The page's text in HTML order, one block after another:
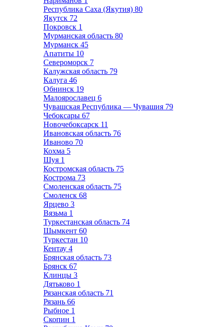
Республика Саха (Якутия) 80
Якутск 72
Покровск 1
Мурманская область 80
Мурманск 45
Апатиты 10
Североморск 7
Калужская область 79
Калуга 46
Обнинск 19
Малоярославец 6
Чувашская Республика — Чувашия 79
Чебоксары 67
Новочебоксарск 11
Ивановская область 76
Иваново 70
Кохма 5
Шуя 1
Костромская область 75
Кострома 73
Смоленская область 75
Смоленск 68
Ярцево 3
Вязьма 1
Туркестанская область 74
Шымкент 60
Туркестан 10
Кентау 4
Брянская область 73
Брянск 67
Клинцы 3
Дятьково 1
Рязанская область 71
Рязань 66
Рыбное 1
Скопин 1